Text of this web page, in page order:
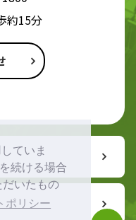
ていま
続ける場合
いたもの
ポリシー
約15分